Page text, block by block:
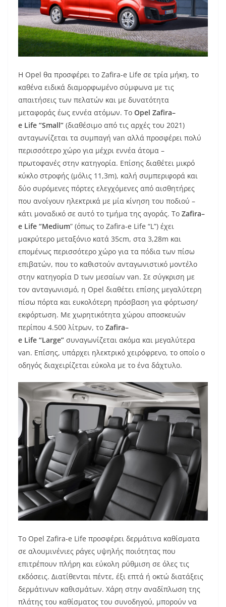
Η Opel θα προσφέρει το Zafira-e Life σε τρία μήκη, το
καθένα ειδικά διαμορφωμένο σύμφωνα με τις
απαιτήσεις των πελατών και με δυνατότητα
μεταφοράς έως εννέα ατόμων. Το Opel Zafira–
e Life “Small” (διαθέσιμο από τις αρχές του 2021)
ανταγωνίζεται τα συμπαγή van αλλά προσφέρει πολύ
περισσότερο χώρο για μέχρι εννέα άτομα –
πρωτοφανές στην κατηγορία. Επίσης διαθέτει μικρό
κύκλο στροφής (μόλις 11,3m), καλή συμπεριφορά και
δύο συρόμενες πόρτες ελεγχόμενες από αισθητήρες
που ανοίγουν ηλεκτρικά με μία κίνηση του ποδιού –
κάτι μοναδικό σε αυτό το τμήμα της αγοράς. Το Zafira–
e Life “Medium” (όπως το Zafira-e Life “L”) έχει
μακρύτερο μεταξόνιο κατά 35cm, στα 3,28m και
επομένως περισσότερο χώρο για τα πόδια των πίσω
επιβατών, που το καθιστούν ανταγωνιστικό μοντέλο
στην κατηγορία D των μεσαίων van. Σε σύγκριση με
τον ανταγωνισμό, η Opel διαθέτει επίσης μεγαλύτερη
πίσω πόρτα και ευκολότερη πρόσβαση για φόρτωση/
εκφόρτωση. Με χωρητικότητα χώρου αποσκευών
περίπου 4.500 λίτρων, το Zafira–
e Life “Large” συναγωνίζεται ακόμα και μεγαλύτερα
van. Επίσης, υπάρχει ηλεκτρικό χειρόφρενο, το οποίο ο
οδηγός διαχειρίζεται εύκολα με το ένα δάχτυλο.
Το Opel Zafira-e Life προσφέρει δερμάτινα καθίσματα
σε αλουμινένιες ράγες υψηλής ποιότητας που
επιτρέπουν πλήρη και εύκολη ρύθμιση σε όλες τις
εκδόσεις. Διατίθενται πέντε, έξι επτά ή οκτώ διατάξεις
δερμάτινων καθισμάτων. Χάρη στην αναδίπλωση της
πλάτης του καθίσματος του συνοδηγού, μπορούν να